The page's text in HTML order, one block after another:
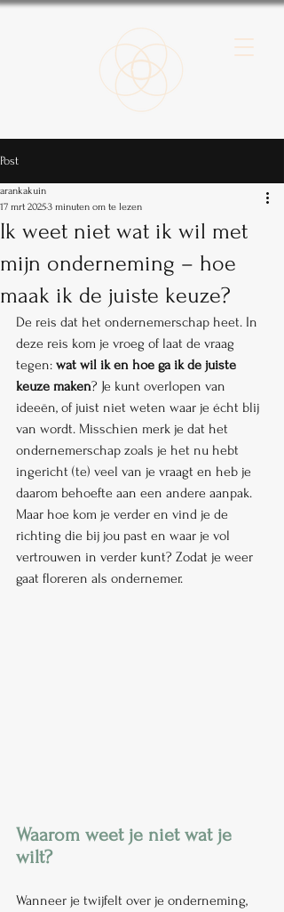
Post
Ik weet niet wat ik wil met
mijn onderneming – hoe
maak ik de juiste keuze?
arankakuin
17 mrt 20253 minuten om te lezen
De reis dat het ondernemerschap heet. In
deze reis kom je vroeg of laat de vraag
tegen: wat wil ik en hoe ga ik de juiste
keuze maken? Je kunt overlopen van
ideeën, of juist niet weten waar je écht blij
van wordt. Misschien merk je dat het
ondernemerschap zoals je het nu hebt
ingericht (te) veel van je vraagt en heb je
daarom behoefte aan een andere aanpak.
Maar hoe kom je verder en vind je de
richting die bij jou past en waar je vol
vertrouwen in verder kunt? Zodat je weer
gaat floreren als ondernemer.
Waarom weet je niet wat je
wilt?
Wanneer je twijfelt over je onderneming,